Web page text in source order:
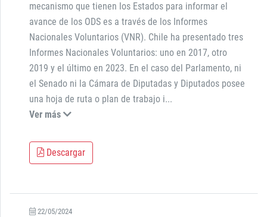
mecanismo que tienen los Estados para informar el
avance de los ODS es a través de los Informes
Nacionales Voluntarios (VNR). Chile ha presentado tres
Informes Nacionales Voluntarios: uno en 2017, otro
2019 y el último en 2023. En el caso del Parlamento, ni
el Senado ni la Cámara de Diputadas y Diputados posee
una hoja de ruta o plan de trabajo i...
Ver más
Descargar
22/05/2024